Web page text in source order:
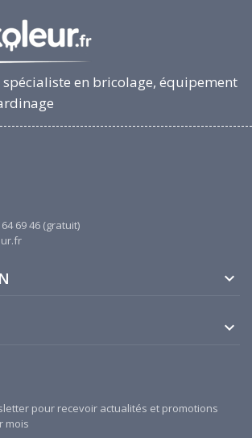
en bricolage, équipement
69 46 (gratuit)


pour recevoir actualités et promotions
mois